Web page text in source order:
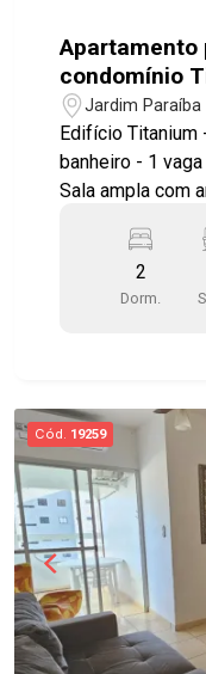
Apartamento
condomínio
sendo 1 suíte
Jardim
Jardim
Edifício Titanium
banheiro - 1 vaga de
Sala ampla com
laminado Prédio não possui lazer. Localizado no
bairro Jardim
privilegiada,
Agende a sua visita!
2
Dorm.
Cód. 19259